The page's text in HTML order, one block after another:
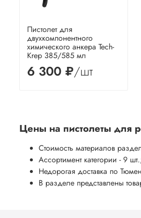
Пистолет для
двухкомпонентного
химического анкера Tech-
Krep 385/585 мл
6 300 ₽/шт
Цены на пистолеты для
Стоимость материалов
Ассортимент категории - 9
Недорогая доставка по
В разделе представлены